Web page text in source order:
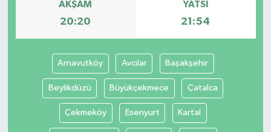
AKŞAM
20:20
YATSI
21:54
Arnavutköy Avcılar Başakşehir
Beylikdüzü Büyükçekmece Çatalca
Çekmeköy Esenyurt Kartal
POLİTİKA
SİYASET
SPOR
TEKNOLOJİ